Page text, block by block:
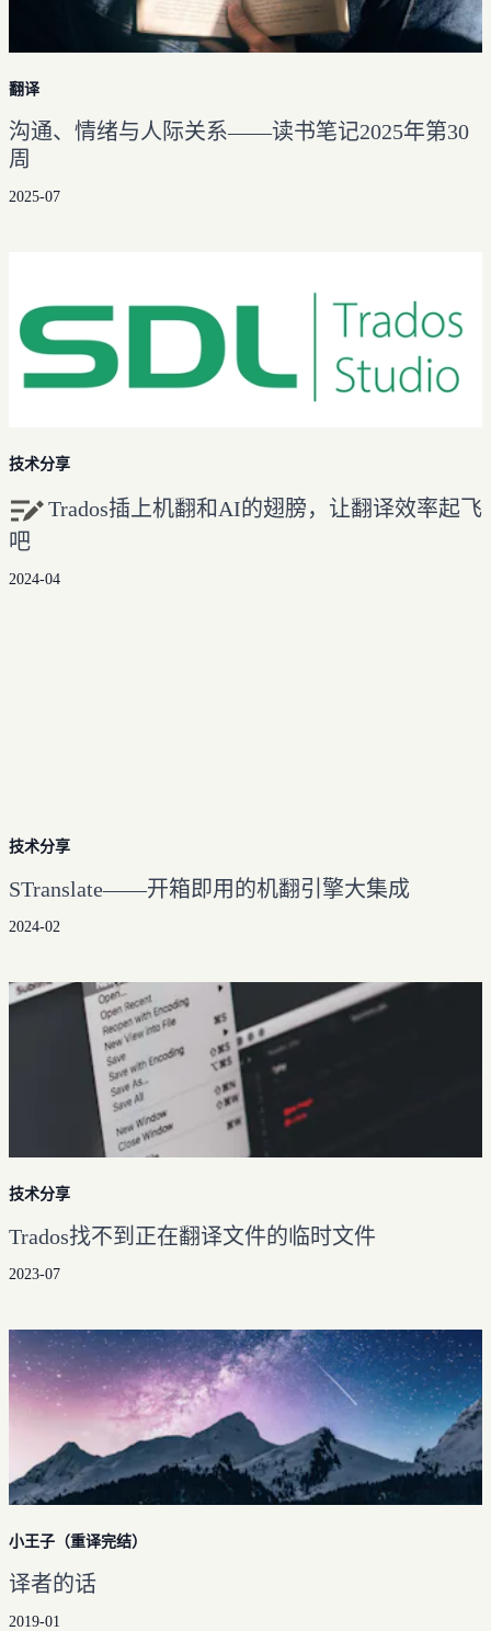
翻译
沟通、情绪与人际关系——读书笔记2025年第30
周
2025-07
技术分享
Trados插上机翻和AI的翅膀，让翻译效率起飞
吧
2024-04
技术分享
STranslate——开箱即用的机翻引擎大集成
2024-02
技术分享
Trados找不到正在翻译文件的临时文件
2023-07
小王子（重译完结）
译者的话
2019-01